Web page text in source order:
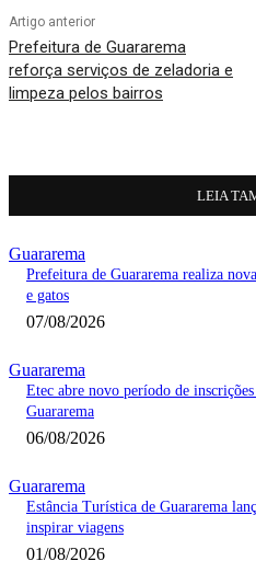
Artigo anterior
Prefeitura de Guararema
reforça serviços de zeladoria e
limpeza pelos bairros
LEIA
Guararema
Prefeitura de Guararema realiza
e gatos
07/08/2026
Guararema
Etec abre novo período de
Guararema
06/08/2026
Guararema
Estância Turística de Guararema
inspirar viagens
01/08/2026